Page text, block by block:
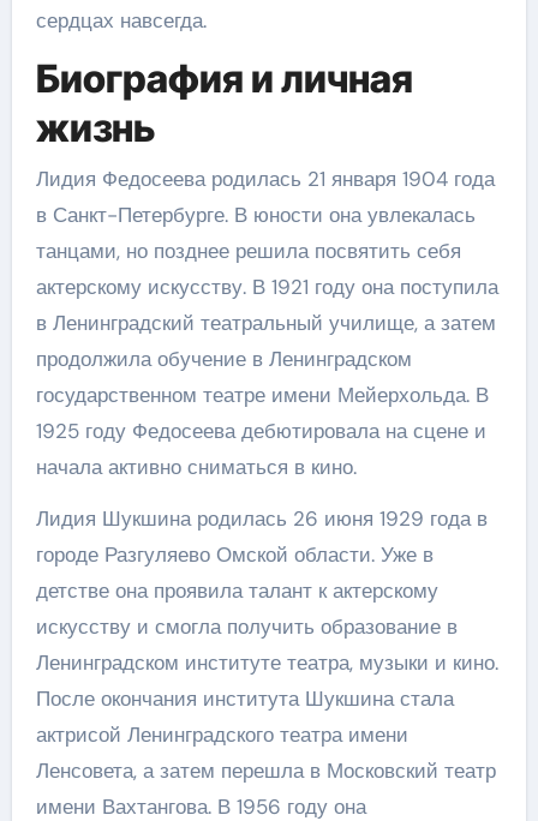
сердцах навсегда.
Биография и личная
жизнь
Лидия Федосеева родилась 21 января 1904 года
в Санкт-Петербурге. В юности она увлекалась
танцами, но позднее решила посвятить себя
актерскому искусству. В 1921 году она поступила
в Ленинградский театральный училище, а затем
продолжила обучение в Ленинградском
государственном театре имени Мейерхольда. В
1925 году Федосеева дебютировала на сцене и
начала активно сниматься в кино.
Лидия Шукшина родилась 26 июня 1929 года в
городе Разгуляево Омской области. Уже в
детстве она проявила талант к актерскому
искусству и смогла получить образование в
Ленинградском институте театра, музыки и кино.
После окончания института Шукшина стала
актрисой Ленинградского театра имени
Ленсовета, а затем перешла в Московский театр
имени Вахтангова. В 1956 году она